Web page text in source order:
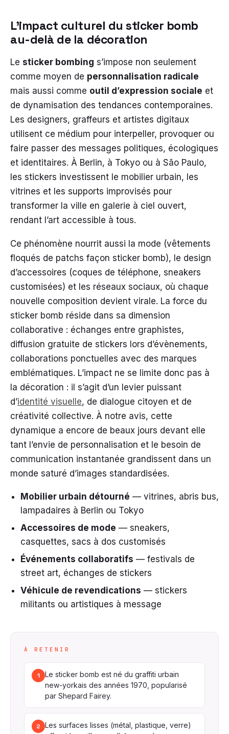
L’impact culturel du sticker bomb
au-delà de la décoration
Le sticker bombing s’impose non seulement
comme moyen de personnalisation radicale
mais aussi comme outil d’expression sociale et
de dynamisation des tendances contemporaines.
Les designers, graffeurs et artistes digitaux
utilisent ce médium pour interpeller, provoquer ou
faire passer des messages politiques, écologiques
et identitaires. À Berlin, à Tokyo ou à São Paulo,
les stickers investissent le mobilier urbain, les
vitrines et les supports improvisés pour
transformer la ville en galerie à ciel ouvert,
rendant l’art accessible à tous.
Ce phénomène nourrit aussi la mode (vêtements
floqués de patchs façon sticker bomb), le design
d’accessoires (coques de téléphone, sneakers
customisées) et les réseaux sociaux, où chaque
nouvelle composition devient virale. La force du
sticker bomb réside dans sa dimension
collaborative : échanges entre graphistes,
diffusion gratuite de stickers lors d’évènements,
collaborations ponctuelles avec des marques
emblématiques. L’impact ne se limite donc pas à
la décoration : il s’agit d’un levier puissant
d’identité visuelle, de dialogue citoyen et de
créativité collective. À notre avis, cette
dynamique a encore de beaux jours devant elle
tant l’envie de personnalisation et le besoin de
communication instantanée grandissent dans un
monde saturé d’images standardisées.
Mobilier urbain détourné — vitrines, abris bus,
lampadaires à Berlin ou Tokyo
Accessoires de mode — sneakers,
casquettes, sacs à dos customisés
Événements collaboratifs — festivals de
street art, échanges de stickers
Véhicule de revendications — stickers
militants ou artistiques à message
À RETENIR
1
Le sticker bomb est né du graffiti urbain
new-yorkais des années 1970, popularisé
par Shepard Fairey.
2
Les surfaces lisses (métal, plastique, verre)